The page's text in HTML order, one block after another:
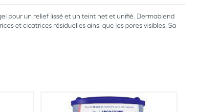
pour un relief lissé et un teint net et unifié. Dermablend
et cicatrices résiduelles ainsi que les pores visibles. Sa